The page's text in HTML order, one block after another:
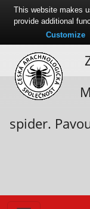
spider.
This website makes
provide additional
Customize